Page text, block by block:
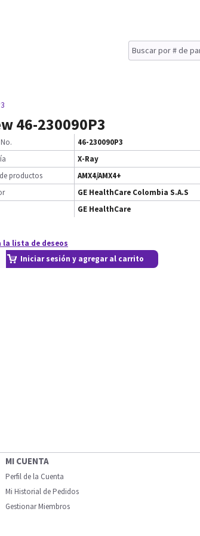
46-230090P3
46-230090P3
X-Ray
productos
AMX4/AMX4+
GE HealthCare Colombia S.A.S
GE HealthCare
la lista de deseos
Iniciar sesión y agregar al carrito
MI CUENTA
Perfil de la Cuenta
Mi Historial de Pedidos
Gestionar Miembros